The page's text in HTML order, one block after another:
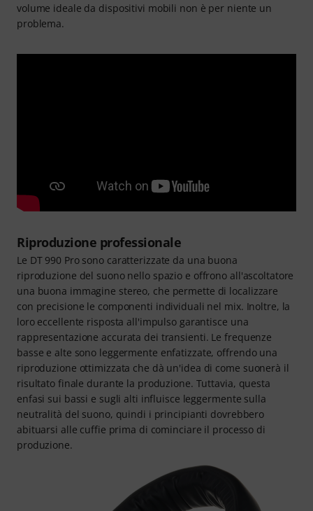
volume ideale da dispositivi mobili non è per niente un
problema.
Riproduzione professionale
Le DT 990 Pro sono caratterizzate da una buona
riproduzione del suono nello spazio e offrono all'ascoltatore
una buona immagine stereo, che permette di localizzare
con precisione le componenti individuali nel mix. Inoltre, la
loro eccellente risposta all'impulso garantisce una
rappresentazione accurata dei transienti. Le frequenze
basse e alte sono leggermente enfatizzate, offrendo una
riproduzione ottimizzata che dà un'idea di come suonerà il
risultato finale durante la produzione. Tuttavia, questa
enfasi sui bassi e sugli alti influisce leggermente sulla
neutralità del suono, quindi i principianti dovrebbero
abituarsi alle cuffie prima di cominciare il processo di
produzione.